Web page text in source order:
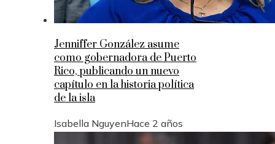
Jenniffer González asume
como gobernadora de Puerto
Rico, publicando un nuevo
capítulo en la historia política
de la isla
Isabella NguyenHace 2 años